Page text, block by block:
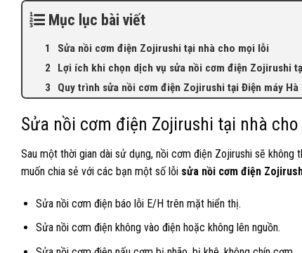
Mục lục bài viết
Sửa nồi cơm điện Zojirushi tại nhà cho mọi lỗi
Lợi ích khi chọn dịch vụ sửa nồi cơm điện Zojirushi
Quy trình sửa nồi cơm điện Zojirushi tại Điện máy Hà
Sửa nồi cơm điện Zojirushi tại nhà
Sau một thời gian dài sử dụng, nồi cơm điện Zojirushi sẽ không
muốn chia sẻ với các bạn một số lỗi sửa nồi cơm điện
Sửa nồi cơm điện báo lỗi E/H trên mặt hiển thị.
Sửa nồi cơm điện không vào điện hoặc không lên nguồn.